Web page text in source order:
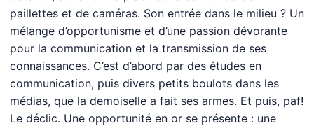
paillettes et de caméras. Son entrée dans le milieu ? Un
mélange d’opportunisme et d’une passion dévorante
pour la communication et la transmission de ses
connaissances. C’est d’abord par des études en
communication, puis divers petits boulots dans les
médias, que la demoiselle a fait ses armes. Et puis, paf!
Le déclic. Une opportunité en or se présente : une